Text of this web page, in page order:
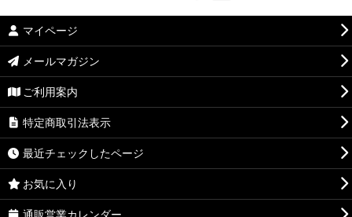
マイページ
メールマガジン
ご利用案内
特定商取引法表示
最近チェックしたページ
お気に入り